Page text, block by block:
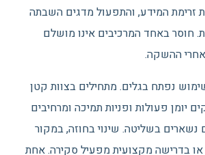
זרימת המידע, והתפעול מדגים השבתה
חוסר באחד המרכיבים אינו מושלם
ההשקה.
נפתח בגלים. מתחילים בצוות קטן
יומן פעולות ופניות תמיכה ומרחיבים
נשארים בשליטה. שינוי בחוזה, במקור
או בדרישה מקצועית מפעיל סקירה. אחת